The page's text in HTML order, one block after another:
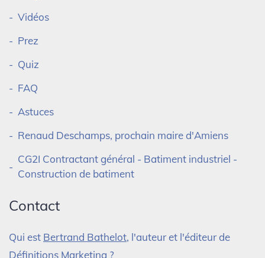
Vidéos
Prez
Quiz
FAQ
Astuces
Renaud Deschamps, prochain maire d'Amiens
CG2I Contractant général - Batiment industriel -
Construction de batiment
Contact
Qui est Bertrand Bathelot, l'auteur et l'éditeur de
Définitions Marketing ?